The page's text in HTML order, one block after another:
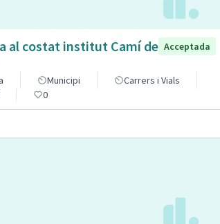
al costat institut Camí de Acceptada
Municipi
Carrers i Vials
0